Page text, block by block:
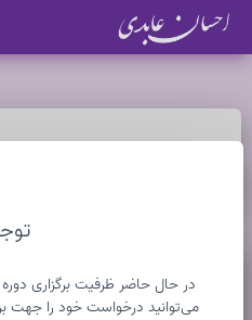
در حال حاضر ظرفیت برگزاری
می‌توانید درخواست خود را جهت